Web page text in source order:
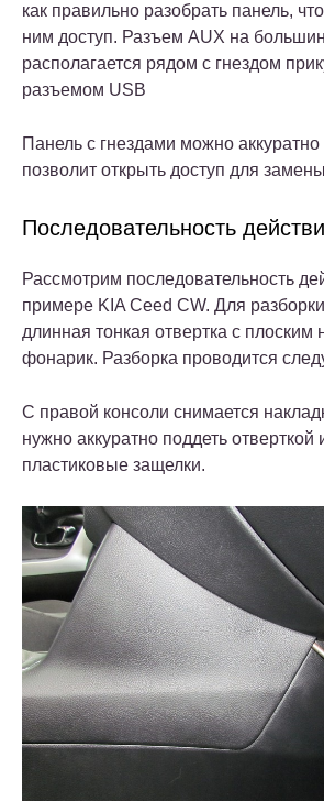
как правильно разобрать панель,
ним доступ. Разъем AUX на
располагается рядом с гнездом
разъемом USB
Панель с гнездами можно аккуратно
позволит открыть доступ для
Последовательность
Рассмотрим последовательность
примере KIA Ceed CW. Для
длинная тонкая отвертка с плоским
фонарик. Разборка проводится
С правой консоли снимается
нужно аккуратно поддеть отверткой
пластиковые защелки.